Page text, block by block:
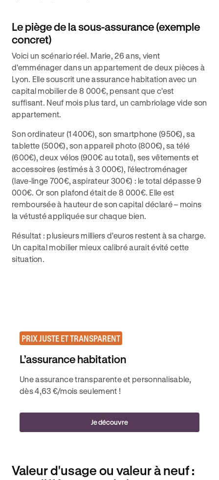
Le piège de la sous-assurance (exemple
concret)
Voici un scénario réel. Marie, 26 ans, vient
d'emménager dans un appartement de deux pièces à
Lyon. Elle souscrit une assurance habitation avec un
capital mobilier de 8 000€, pensant que c'est
suffisant. Neuf mois plus tard, un cambriolage vide son
appartement.
Son ordinateur (1 400€), son smartphone (950€), sa
tablette (500€), son appareil photo (800€), sa télé
(600€), deux vélos (900€ au total), ses vêtements et
accessoires (estimés à 3 000€), l'électroménager
(lave-linge 700€, aspirateur 300€) : le total dépasse 9
000€. Or son plafond était de 8 000€. Elle est
remboursée à hauteur de son capital déclaré – moins
la vétusté appliquée sur chaque bien.
Résultat : plusieurs milliers d'euros restent à sa charge.
Un capital mobilier mieux calibré aurait évité cette
situation.
PRIX JUSTE ET TRANSPARENT
L’assurance habitation
Une assurance transparente et personnalisable,
dès 4,63 €/mois seulement !
Je découvre
Valeur d'usage ou valeur à neuf :